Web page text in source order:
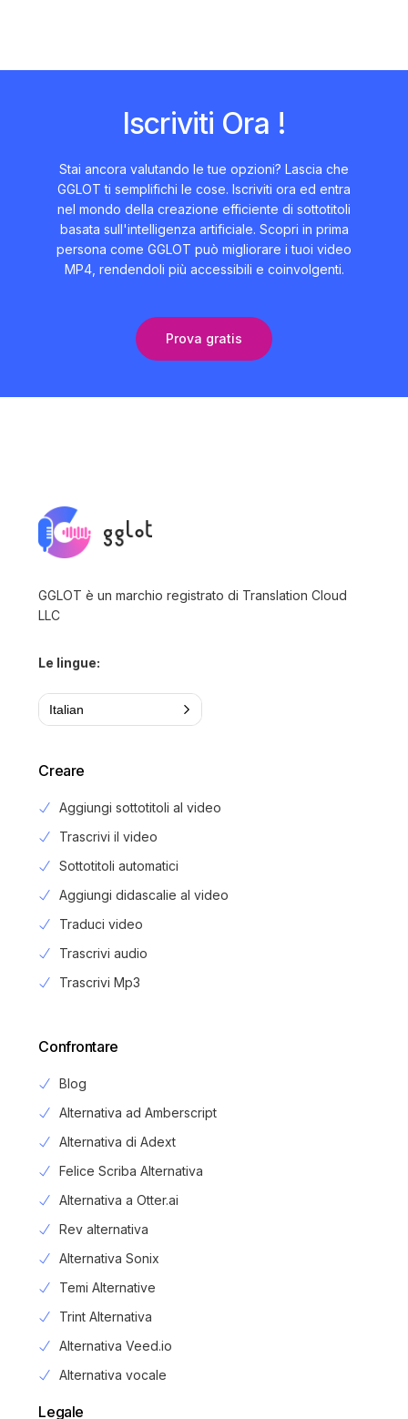
Iscriviti Ora !
Stai ancora valutando le tue opzioni? Lascia che
GGLOT ti semplifichi le cose. Iscriviti ora ed entra
nel mondo della creazione efficiente di sottotitoli
basata sull'intelligenza artificiale. Scopri in prima
persona come GGLOT può migliorare i tuoi video
MP4, rendendoli più accessibili e coinvolgenti.
Prova gratis
GGLOT è un marchio registrato di Translation Cloud
LLC
Le lingue:
Italian
Creare
Aggiungi sottotitoli al video
Trascrivi il video
Sottotitoli automatici
Aggiungi didascalie al video
Traduci video
Trascrivi audio
Trascrivi Mp3
Confrontare
Blog
Alternativa ad Amberscript
Alternativa di Adext
Felice Scriba Alternativa
Alternativa a Otter.ai
Rev alternativa
Alternativa Sonix
Temi Alternative
Trint Alternativa
Alternativa Veed.io
Alternativa vocale
Legale